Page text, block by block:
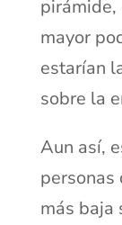
pirámide,
mayor
estarían
sobre la
Aun así,
personas
más baja